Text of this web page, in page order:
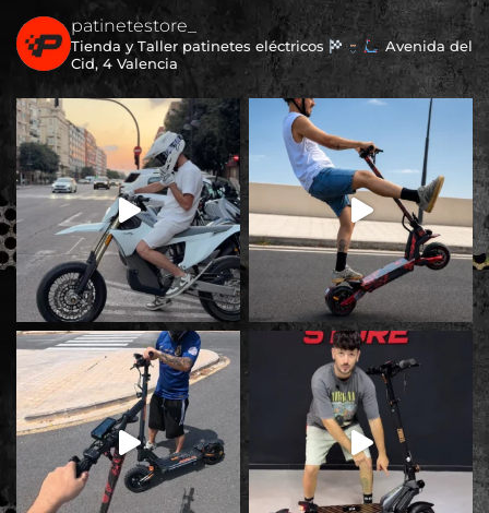
patinetestore_
Tienda y Taller patinetes eléctricos
Avenida del
Cid, 4 Valencia